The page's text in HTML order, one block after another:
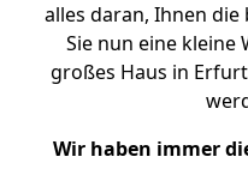
alles daran, Ihnen die
Sie nun eine kleine
großes Haus in
Wir haben immer